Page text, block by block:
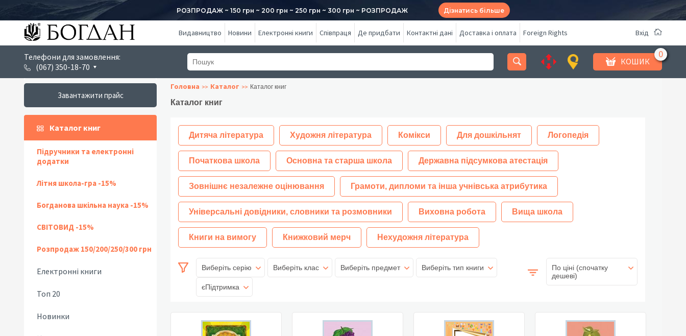
РОЗПРОДАЖ ~ 150 грн ~ 200 грн ~ 250 грн ~ 300 грн ~ РОЗПРОДАЖ Дізнатись більше
Видавництво Новини Електронні книги Співпраця Де придбати Контактні дані Доставка і оплата Foreign Rights Вхід
Телефони для замовлення:
(067) 350-18-70
КОШИК
Завантажити прайс
Каталог книг
Підручники та електронні
додатки
Літня школа-гра -15%
Богданова шкільна наука -15%
СВІТОВИД -15%
Розпродаж 150/200/250/300 грн
Електронні книги
Топ 20
Новинки
Головна Каталог Каталог книг
Каталог книг
Дитяча література Художня література Комікси Для дошкільнят Логопедія
Початкова школа Основна та старша школа Державна підсумкова атестація
Зовнішнє незалежне оцінювання Грамоти, дипломи та інша учнівська атрибутика
Універсальні довідники, словники та розмовники Виховна робота Вища школа
Книги на вимогу Книжковий мерч Нехудожня література
Виберіть серію Виберіть клас Виберіть предмет Виберіть тип книги
єПідтримка
По ціні (спочатку
дешеві)